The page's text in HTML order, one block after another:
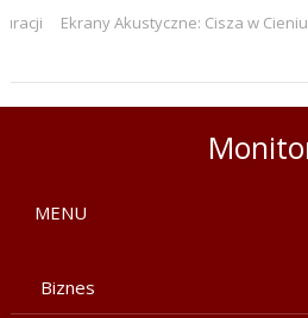
Akustyczne: Cisza w Cieniu
MENU
Biznes